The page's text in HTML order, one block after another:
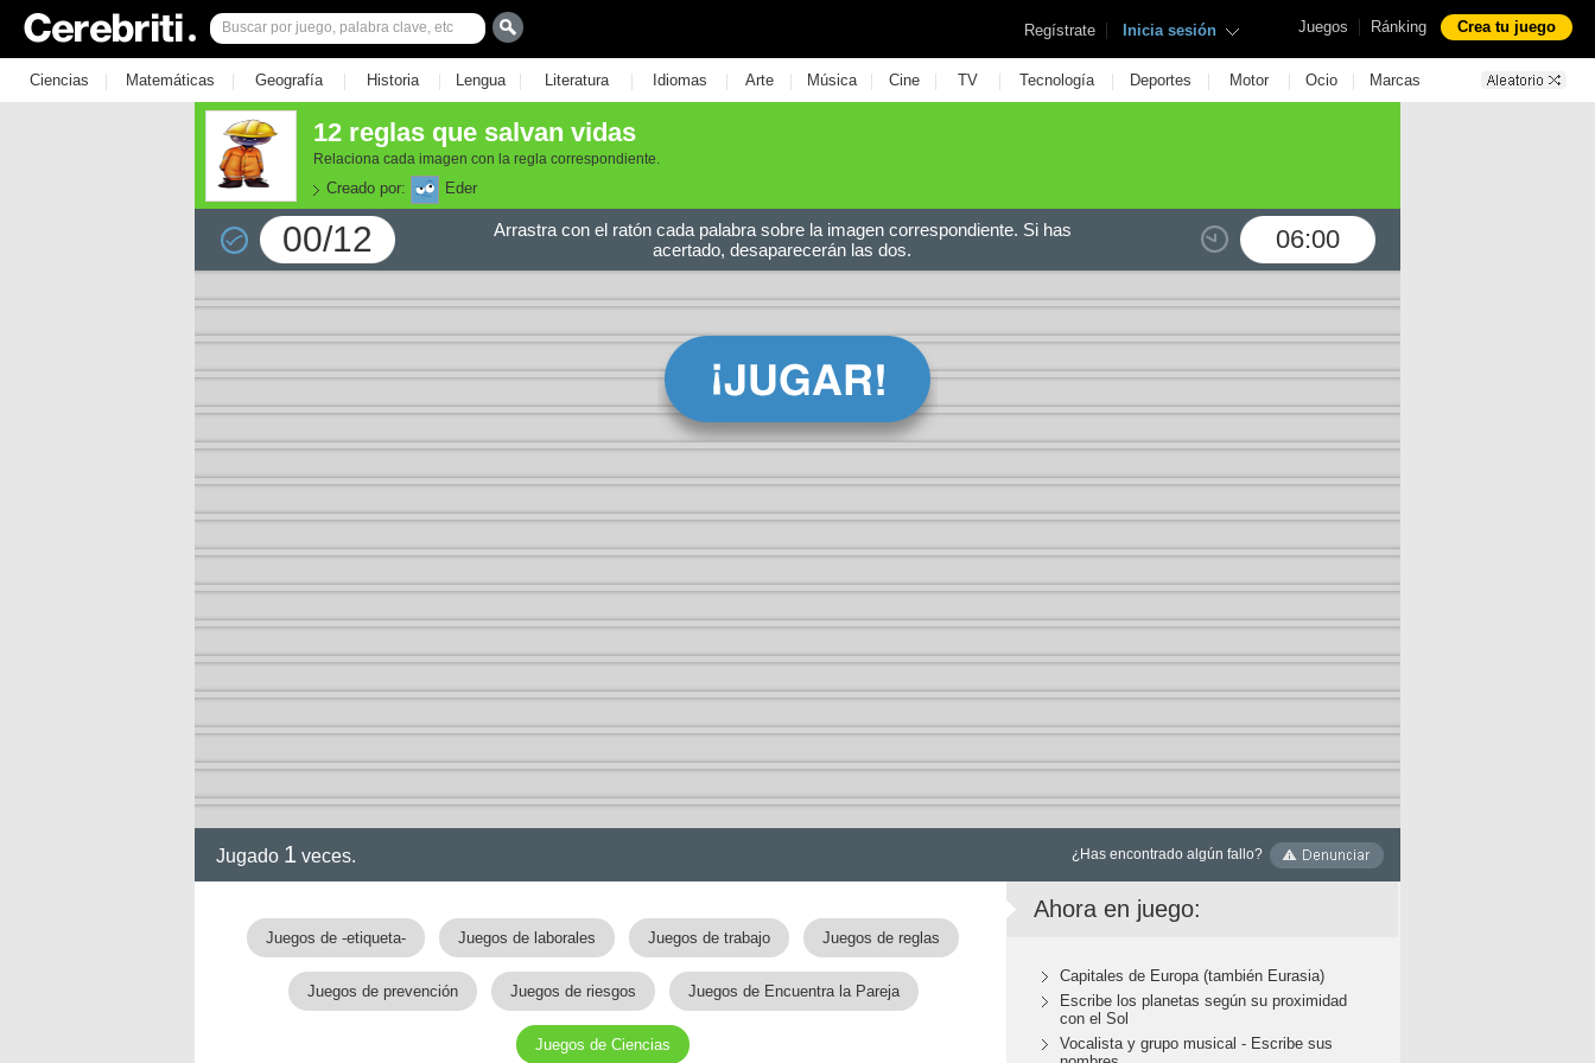
Juegos | Ránking Crea tu juego
Regístrate | Inicia sesión
Ciencias | Matemáticas | Geografía | Historia | Lengua | Literatura | Idiomas | Arte | Música | Cine | TV | Tecnología | Deportes | Motor | Ocio | Marcas
12 reglas que salvan vidas
Relaciona cada imagen con la regla correspondiente.
Creado por: Eder
00/12 06:00
Arrastra con el ratón cada palabra sobre la imagen correspondiente. Si has
acertado, desaparecerán las dos.
Jugado 1 veces. ¿Has encontrado algún fallo?
Juegos de -etiqueta- Juegos de laborales Juegos de trabajo Juegos de reglas
Juegos de prevención Juegos de riesgos Juegos de Encuentra la Pareja
Juegos de Ciencias
Ahora en juego:
Capitales de Europa (también Eurasia)
Escribe los planetas según su proximidad
con el Sol
Vocalista y grupo musical - Escribe sus